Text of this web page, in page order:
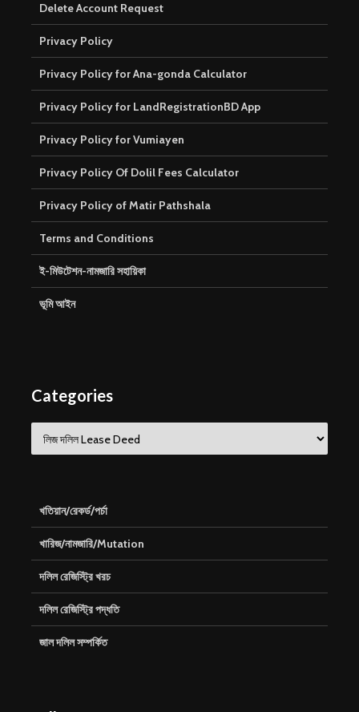
Delete Account Request
Privacy Policy
Privacy Policy for Ana-gonda Calculator
Privacy Policy for LandRegistrationBD App
Privacy Policy for Vumiayen
Privacy Policy Of Dolil Fees Calculator
Privacy Policy of Matir Pathshala
Terms and Conditions
ই-মিউটেশন-নামজারি সহায়িকা
ভূমি আইন
Categories
খতিয়ান/রেকর্ড/পর্চা
খারিজ/নামজারি/Mutation
দলিল রেজিস্ট্রি খরচ
দলিল রেজিস্ট্রি পদ্ধতি
জাল দলিল সম্পর্কিত